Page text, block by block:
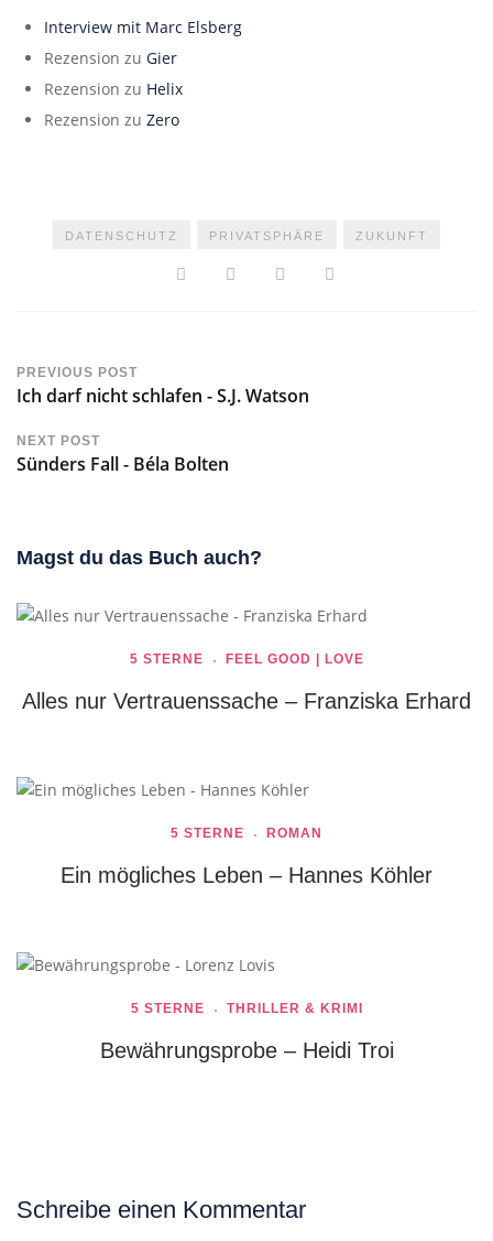
Interview mit Marc Elsberg
Rezension zu Gier
Rezension zu Helix
Rezension zu Zero
DATENSCHUTZ PRIVATSPHÄRE ZUKUNFT
PREVIOUS POST
Ich darf nicht schlafen - S.J. Watson
NEXT POST
Sünders Fall - Béla Bolten
Magst du das Buch auch?
5 STERNE FEEL GOOD | LOVE
Alles nur Vertrauenssache – Franziska Erhard
5 STERNE ROMAN
Ein mögliches Leben – Hannes Köhler
5 STERNE THRILLER & KRIMI
Bewährungsprobe – Heidi Troi
Schreibe einen Kommentar